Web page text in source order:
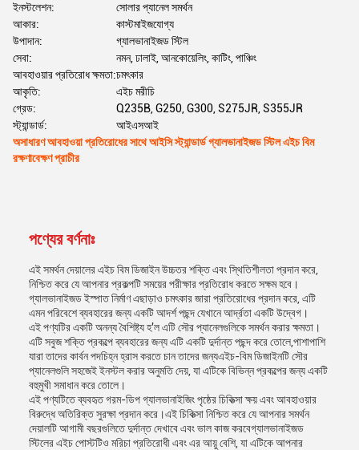
ইনস্টলেশন:
সোলার প্যানেল সমর্থন
আকার:
কাস্টমাইজযোগ্য
উপাদান:
গ্যালভানাইজড স্টিল
সেবা:
নমন, ঢালাই, আনকোয়েলিং, কাটিং, পাঞ্চিং
আবহাওয়ার প্রতিরোধ ক্ষমতা:চমৎকার
আকৃতি:
এইচ মরীচি
গ্রেড:
Q235B, G250, G300, S275JR, S355JR
স্ট্যান্ডার্ড:
আইএসআই
অসাধারণ আবহাওয়া প্রতিরোধের সাথে আইসি স্ট্যান্ডার্ড গ্যালভানাইজড স্টিল এইচ বিম
রক্ষণাবেক্ষণ প্রাচীর
পণ্যের বর্ণনাঃ
এই সমর্থন দেয়ালের এইচ বিম ডিজাইন উচ্চতর শক্তি এবং স্থিতিশীলতা প্রদান করে,
নিশ্চিত করে যে আপনার প্রকল্পটি সময়ের পরীক্ষার প্রতিরোধ করতে সক্ষম হবে।
গ্যালভানাইজড ইস্পাত নির্মাণ এছাড়াও চমৎকার জারা প্রতিরোধের প্রদান করে, এটি
এমন পরিবেশে ব্যবহারের জন্য একটি আদর্শ পছন্দ যেখানে আর্দ্রতা একটি উদ্বেগ।
এই পণ্যটির একটি অনন্য বৈশিষ্ট্য হ'ল এটি সৌর প্যানেলগুলিকে সমর্থন করার ক্ষমতা।
এটি সবুজ শক্তি প্রকল্পে ব্যবহারের জন্য এটি একটি দুর্দান্ত পছন্দ করে তোলে,পাশাপাশি
যারা তাদের কার্বন পদচিহ্ন হ্রাস করতে চান তাদের জন্যএইচ-বিম ডিজাইনটি সৌর
প্যানেলগুলি সহজেই ইনস্টল করার অনুমতি দেয়, যা এটিকে বিভিন্ন প্রকল্পের জন্য একটি
বহুমুখী সমাধান করে তোলে।
এই পণ্যটিতে ব্যবহৃত গরম-ডিপ গ্যালভানাইজিং পৃষ্ঠের চিকিত্সা ক্ষয় এবং আবহাওয়ার
বিরুদ্ধে অতিরিক্ত সুরক্ষা প্রদান করে।এই চিকিত্সা নিশ্চিত করে যে আপনার সমর্থন
দেয়ালটি আগামী বছরগুলিতে দুর্দান্ত দেখাবে এবং ভাল কাজ করবেগ্যালভানাইজড
স্টিলের এইচ পোস্টটিও মরিচা প্রতিরোধী এবং এর আয়ু বেশি, যা এটিকে আপনার